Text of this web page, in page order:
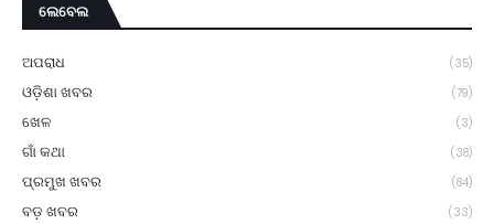
ଲେବେଲ
ଅପରାଧ (35)
ଓଡ଼ିଶା ଖବର (79)
ଖେଳ (3)
ଗାଁ କଥା (38)
ପ୍ରମୁଖ ଖବର (84)
ବଡ଼ ଖବର (33)